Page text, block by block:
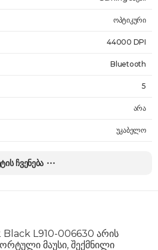
ოპტიკური
44000 DPI
Bluetooth
5
არა
უკაბელო
ჩვენება
L910-006630 არის
მაუსი, შექმნილი